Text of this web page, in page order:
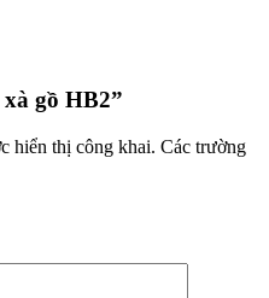
gồ HB2”
hiển thị công khai. Các trường